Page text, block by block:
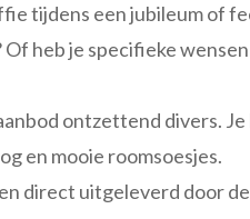
tijdens een jubileum of
heb je specifieke
ontzettend divers.
en mooie roomsoesjes.
direct uitgeleverd door